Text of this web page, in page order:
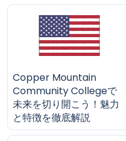
Copper Mountain
Community Collegeで
未来を切り開こう！魅力
と特徴を徹底解説